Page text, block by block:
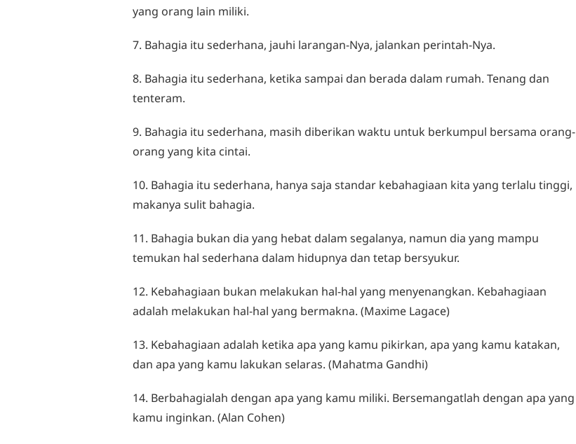
yang orang lain miliki.
7. Bahagia itu sederhana, jauhi larangan-Nya, jalankan perintah-Nya.
8. Bahagia itu sederhana, ketika sampai dan berada dalam rumah. Tenang dan
tenteram.
9. Bahagia itu sederhana, masih diberikan waktu untuk berkumpul bersama orang-
orang yang kita cintai.
10. Bahagia itu sederhana, hanya saja standar kebahagiaan kita yang terlalu tinggi,
makanya sulit bahagia.
11. Bahagia bukan dia yang hebat dalam segalanya, namun dia yang mampu
temukan hal sederhana dalam hidupnya dan tetap bersyukur.
12. Kebahagiaan bukan melakukan hal-hal yang menyenangkan. Kebahagiaan
adalah melakukan hal-hal yang bermakna. (Maxime Lagace)
13. Kebahagiaan adalah ketika apa yang kamu pikirkan, apa yang kamu katakan,
dan apa yang kamu lakukan selaras. (Mahatma Gandhi)
14. Berbahagialah dengan apa yang kamu miliki. Bersemangatlah dengan apa yang
kamu inginkan. (Alan Cohen)